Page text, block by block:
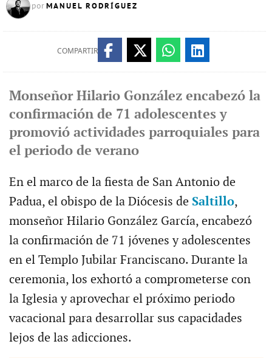
por MANUEL RODRÍGUEZ
COMPARTIR
Monseñor Hilario González encabezó la
confirmación de 71 adolescentes y
promovió actividades parroquiales para
el periodo de verano
En el marco de la fiesta de San Antonio de
Padua, el obispo de la Diócesis de Saltillo,
monseñor Hilario González García, encabezó
la confirmación de 71 jóvenes y adolescentes
en el Templo Jubilar Franciscano. Durante la
ceremonia, los exhortó a comprometerse con
la Iglesia y aprovechar el próximo periodo
vacacional para desarrollar sus capacidades
lejos de las adicciones.